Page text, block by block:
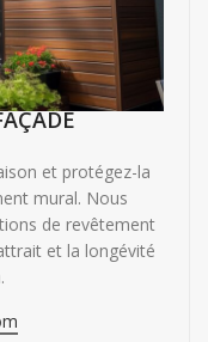
et protégez-la
mural. Nous
de revêtement
et la longévité